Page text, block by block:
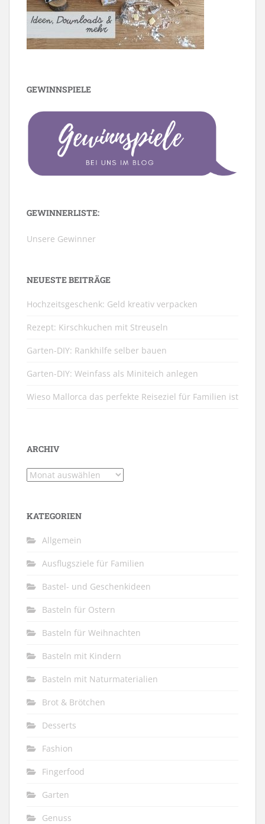
GEWINNSPIELE
GEWINNERLISTE:
Unsere Gewinner
NEUESTE BEITRÄGE
Hochzeitsgeschenk: Geld kreativ verpacken
Rezept: Kirschkuchen mit Streuseln
Garten-DIY: Rankhilfe selber bauen
Garten-DIY: Weinfass als Miniteich anlegen
Wieso Mallorca das perfekte Reiseziel für Familien ist
ARCHIV
Archiv
KATEGORIEN
Allgemein
Ausflugsziele für Familien
Bastel- und Geschenkideen
Basteln für Ostern
Basteln für Weihnachten
Basteln mit Kindern
Basteln mit Naturmaterialien
Brot & Brötchen
Desserts
Fashion
Fingerfood
Garten
Genuss